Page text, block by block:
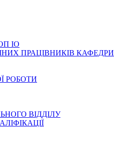
ІО
ПРАЦІВНИКІВ КАФЕДРИ
РОБОТИ
ВІДДІЛУ